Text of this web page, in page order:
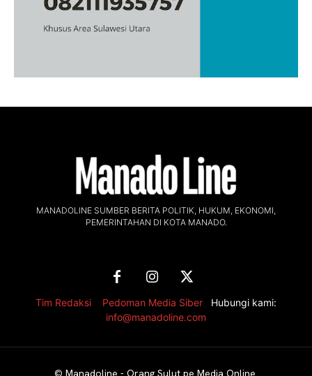
MANADOLINE SUMBER BERITA POLITIK, HUKUM, EKONOMI,
PEMERINTAHAN DI KOTA MANADO.
Tim Redaksi Pedoman Media Siber
Hubungi kami:
info@manadoline.com
© Manadoline - Orang Sulut pe Media Online